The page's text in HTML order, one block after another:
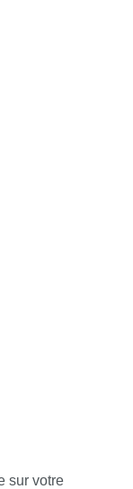
sur votre